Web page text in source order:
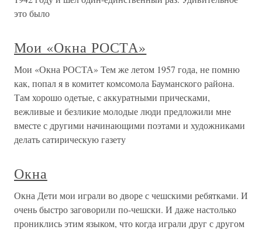
это было
Мои «Окна РОСТА»
Мои «Окна РОСТА» Тем же летом 1957 года, не помню
как, попал я в комитет комсомола Бауманского района.
Там хорошо одетые, с аккуратными прическами,
вежливые и безликие молодые люди предложили мне
вместе с другими начинающими поэтами и художниками
делать сатирическую газету
Окна
Окна Дети мои играли во дворе с чешскими ребятками. И
очень быстро заговорили по-чешски. И даже настолько
прониклись этим языком, что когда играли друг с другом